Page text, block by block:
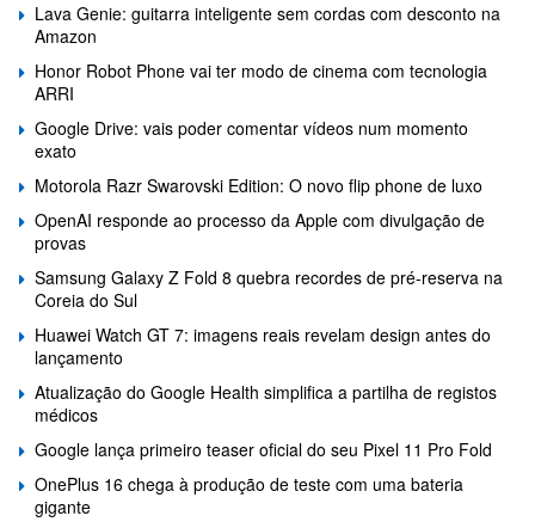
Lava Genie: guitarra inteligente sem cordas com desconto na
Amazon
Honor Robot Phone vai ter modo de cinema com tecnologia
ARRI
Google Drive: vais poder comentar vídeos num momento
exato
Motorola Razr Swarovski Edition: O novo flip phone de luxo
OpenAI responde ao processo da Apple com divulgação de
provas
Samsung Galaxy Z Fold 8 quebra recordes de pré-reserva na
Coreia do Sul
Huawei Watch GT 7: imagens reais revelam design antes do
lançamento
Atualização do Google Health simplifica a partilha de registos
médicos
Google lança primeiro teaser oficial do seu Pixel 11 Pro Fold
OnePlus 16 chega à produção de teste com uma bateria
gigante